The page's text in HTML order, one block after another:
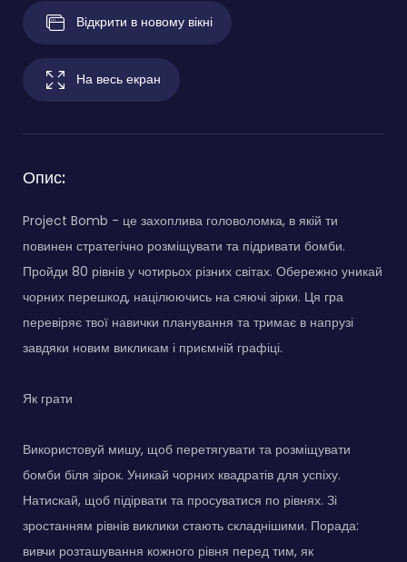
Відкрити в новому вікні
На весь екран
Опис:
Project Bomb - це захоплива головоломка, в якій ти
повинен стратегічно розміщувати та підривати бомби.
Пройди 80 рівнів у чотирьох різних світах. Обережно уникай
чорних перешкод, націлюючись на сяючі зірки. Ця гра
перевіряє твої навички планування та тримає в напрузі
завдяки новим викликам і приємній графіці.
Як грати
Використовуй мишу, щоб перетягувати та розміщувати
бомби біля зірок. Уникай чорних квадратів для успіху.
Натискай, щоб підірвати та просуватися по рівнях. Зі
зростанням рівнів виклики стають складнішими. Порада:
вивчи розташування кожного рівня перед тим, як